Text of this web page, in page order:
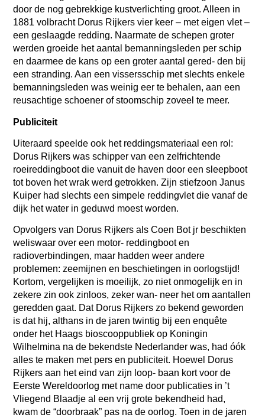
door de nog gebrekkige kustverlichting groot. Alleen in
1881 volbracht Dorus Rijkers vier keer – met eigen vlet –
een geslaagde redding. Naarmate de schepen groter
werden groeide het aantal bemanningsleden per schip
en daarmee de kans op een groter aantal gered- den bij
een stranding. Aan een vissersschip met slechts enkele
bemanningsleden was weinig eer te behalen, aan een
reusachtige schoener of stoomschip zoveel te meer.
Publiciteit
Uiteraard speelde ook het reddingsmateriaal een rol:
Dorus Rijkers was schipper van een zelfrichtende
roeireddingboot die vanuit de haven door een sleepboot
tot boven het wrak werd getrokken. Zijn stiefzoon Janus
Kuiper had slechts een simpele reddingvlet die vanaf de
dijk het water in geduwd moest worden.
Opvolgers van Dorus Rijkers als Coen Bot jr beschikten
weliswaar over een motor- reddingboot en
radioverbindingen, maar hadden weer andere
problemen: zeemijnen en beschietingen in oorlogstijd!
Kortom, vergelijken is moeilijk, zo niet onmogelijk en in
zekere zin ook zinloos, zeker wan- neer het om aantallen
geredden gaat. Dat Dorus Rijkers zo bekend geworden
is dat hij, althans in de jaren twintig bij een enquête
onder het Haags bioscooppubliek op Koningin
Wilhelmina na de bekendste Nederlander was, had óók
alles te maken met pers en publiciteit. Hoewel Dorus
Rijkers aan het eind van zijn loop- baan kort voor de
Eerste Wereldoorlog met name door publicaties in ’t
Vliegend Blaadje al een vrij grote bekendheid had,
kwam de “doorbraak” pas na de oorlog. Toen in de jaren